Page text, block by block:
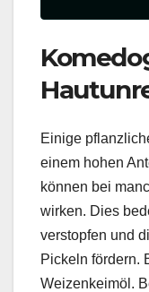
Einige
einem hohen
können bei
wirken. Dies
verstopfen und
Pickeln fördern.
Weizenkeimöl.